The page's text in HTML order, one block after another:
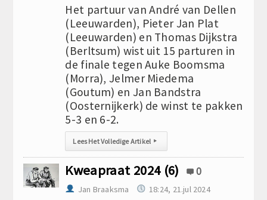
Het partuur van André van Dellen
(Leeuwarden), Pieter Jan Plat
(Leeuwarden) en Thomas Dijkstra
(Berltsum) wist uit 15 parturen in
de finale tegen Auke Boomsma
(Morra), Jelmer Miedema
(Goutum) en Jan Bandstra
(Oosternijkerk) de winst te pakken
5-3 en 6-2.
Lees Het Volledige Artikel ▸
Kweapraat 2024 (6) 0
Jan Braaksma 18:24, 21.jul 2024